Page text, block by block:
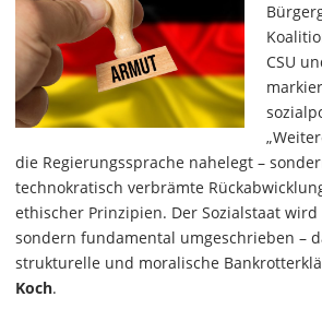
CSU
die Regierungssprache nahelegt –
technokratisch verbrämte
ethischer Prinzipien. Der Sozialstaat
sondern fundamental umgeschrieben –
strukturelle und moralische
Koch.